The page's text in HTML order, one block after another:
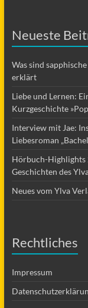
Neueste
Was sind
erklärt
Liebe und Lernen:
Kurzgeschichte
Interview mit Jae:
Liebesroman
Hörbuch-Highlights
Geschichten des
Neues vom Ylva
Rechtliches
Impressum